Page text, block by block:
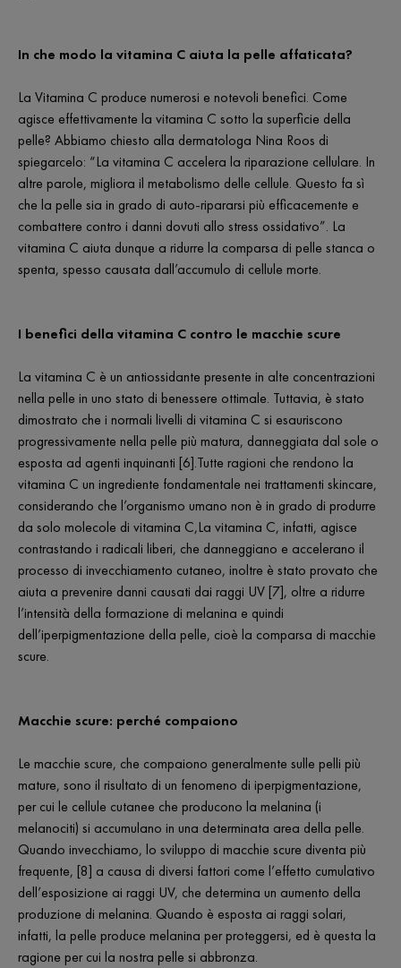
In che modo la vitamina C aiuta la pelle affaticata?
La Vitamina C produce numerosi e notevoli benefici. Come
agisce effettivamente la vitamina C sotto la superficie della
pelle? Abbiamo chiesto alla dermatologa Nina Roos di
spiegarcelo: “La vitamina C accelera la riparazione cellulare. In
altre parole, migliora il metabolismo delle cellule. Questo fa sì
che la pelle sia in grado di auto-ripararsi più efficacemente e
combattere contro i danni dovuti allo stress ossidativo”. La
vitamina C aiuta dunque a ridurre la comparsa di pelle stanca o
spenta, spesso causata dall’accumulo di cellule morte.
I benefici della vitamina C contro le macchie scure
La vitamina C è un antiossidante presente in alte concentrazioni
nella pelle in uno stato di benessere ottimale. Tuttavia, è stato
dimostrato che i normali livelli di vitamina C si esauriscono
progressivamente nella pelle più matura, danneggiata dal sole o
esposta ad agenti inquinanti [6].Tutte ragioni che rendono la
vitamina C un ingrediente fondamentale nei trattamenti skincare,
considerando che l’organismo umano non è in grado di produrre
da solo molecole di vitamina C,La vitamina C, infatti, agisce
contrastando i radicali liberi, che danneggiano e accelerano il
processo di invecchiamento cutaneo, inoltre è stato provato che
aiuta a prevenire danni causati dai raggi UV [7], oltre a ridurre
l’intensità della formazione di melanina e quindi
dell’iperpigmentazione della pelle, cioè la comparsa di macchie
scure.
Macchie scure: perché compaiono
Le macchie scure, che compaiono generalmente sulle pelli più
mature, sono il risultato di un fenomeno di iperpigmentazione,
per cui le cellule cutanee che producono la melanina (i
melanociti) si accumulano in una determinata area della pelle.
Quando invecchiamo, lo sviluppo di macchie scure diventa più
frequente, [8] a causa di diversi fattori come l’effetto cumulativo
dell’esposizione ai raggi UV, che determina un aumento della
produzione di melanina. Quando è esposta ai raggi solari,
infatti, la pelle produce melanina per proteggersi, ed è questa la
ragione per cui la nostra pelle si abbronza.